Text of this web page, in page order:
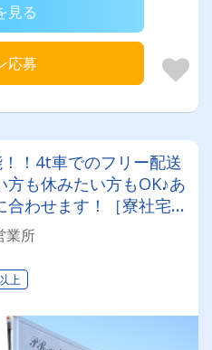
見る
応募
！4t車でのフリー配送
も休みたい方もOK♪あ
わせます！［寮社宅］
得制度］╲未経験・ブラ
業所
上